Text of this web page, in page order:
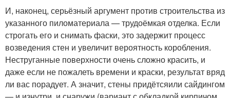
И, наконец, серьёзный аргумент против строительства из
указанного пиломатериала — трудоёмкая отделка. Если
строгать его и снимать фаски, это задержит процесс
возведения стен и увеличит вероятность коробления.
Неструганные поверхности очень сложно красить, и
даже если не пожалеть времени и краски, результат вряд
ли вас порадует. А значит, стены придётсяили сайдингом